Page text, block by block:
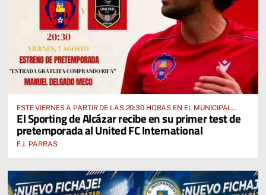
ESTE VIERNES A PARTIR DE LAS 20:30 HORAS EN EL MUNICIPAL
“MANUEL DELGADO MECO”
El Sporting de Alcázar recibe en su primer test de
pretemporada al United FC International
F.J. PARRAS